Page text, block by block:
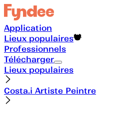
Application
Lieux populaires
Professionnels
Télécharger
Lieux populaires
Costa.i Artiste Peintre